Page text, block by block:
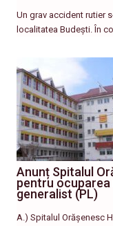
Un grav accident rutier
localitatea Budești. În
Anunț Spitalul
pentru ocuparea
generalist (PL)
A.) Spitalul Orășenesc